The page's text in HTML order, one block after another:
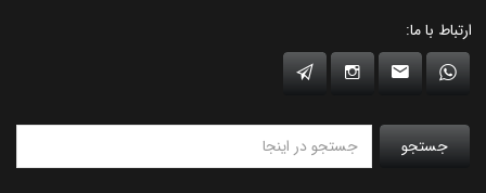
ارتباط با ما:
جستجو